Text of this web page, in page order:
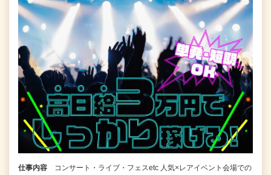
仕事内容
コンサート・ライブ・フェスetc 人気×レアイベント会場での